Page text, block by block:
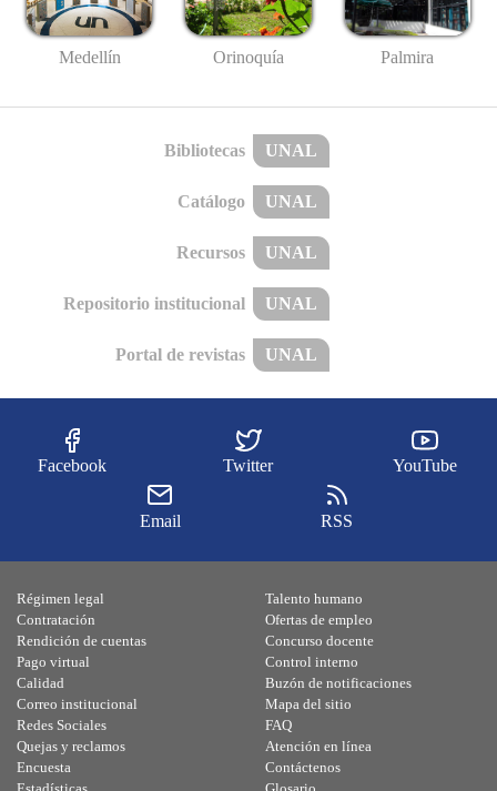
Medellín Orinoquía Palmira
Bibliotecas UNAL
Catálogo UNAL
Recursos UNAL
Repositorio institucional UNAL
Portal de revistas UNAL
Facebook Twitter YouTube
Email RSS
Régimen legal
Contratación
Rendición de cuentas
Pago virtual
Calidad
Talento humano
Ofertas de empleo
Concurso docente
Control interno
Buzón de notificaciones
Correo institucional
Redes Sociales
Quejas y reclamos
Encuesta
Mapa del sitio
FAQ
Atención en línea
Contáctenos